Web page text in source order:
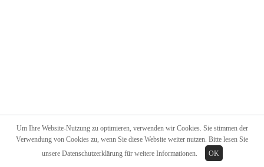
Um Ihre Website-Nutzung zu optimieren, verwenden wir Cookies. Sie stimmen der
Verwendung von Cookies zu, wenn Sie diese Website weiter nutzen. Bitte lesen Sie
unsere Datenschutzerklärungfür weitere Informationen. OK